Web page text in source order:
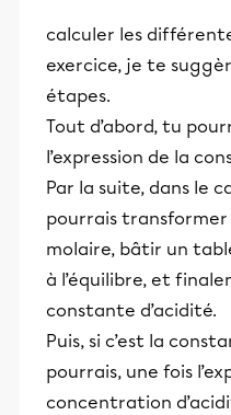
calculer les
exercice, je te
étapes.
Tout d’abord, tu
l’expression de la
Par la suite, dans le
pourrais
molaire, bâtir un
à l’équilibre, et
constante d’acidité.
Puis, si c’est la
pourrais, une fois
concentration